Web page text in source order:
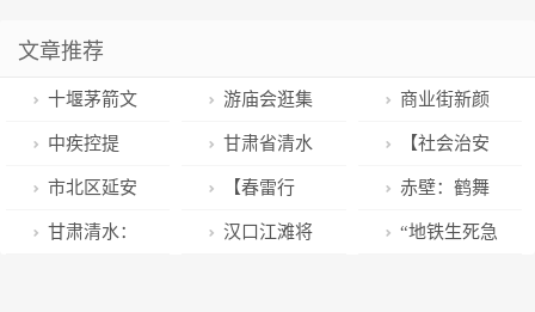
文章推荐
十堰茅箭文
旅2023年新年
活动丰富多彩
游庙会逛集
市 喜气洋洋迎
新春
商业街新颜
迎新年 温江江
安河活力新潮
消费迎来旺季
中疾控提
醒：春节期间
新冠病毒感染
甘肃省清水
县提升社会保
障能力让群众
【社会治安
“大扫除”】吴
川警方抓获一
市北区延安
路街道：文明
【春雷行
动】邛崃市市
赤壁：鹤舞
东港湖 演绎生
甘肃清水： 汉口江滩将 “地铁生死急